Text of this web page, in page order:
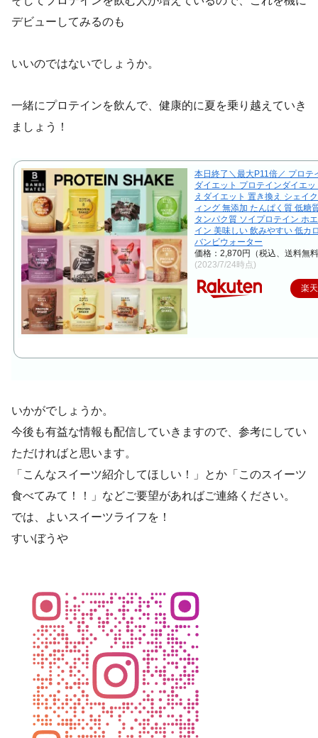
デビューしてみるのも
いいのではないでしょうか。
一緒にプロテインを飲んで、健康的に夏を乗り越えていき
ましょう！
本日終了＼最大P11倍／ プロテ
ダイエット プロテインダイエ
えダイエット 置き換え シェイ
ィング 無添加 たんぱく質 低糖
タンパク質 ソイプロテイン ホ
イン 美味しい 飲みやすい 低カ
バンビウォーター
価格：2,870円（税込、送料無
(2023/7/24時点)
楽
いかがでしょうか。
今後も有益な情報も配信していきますので、参考にしてい
ただければと思います。
「こんなスイーツ紹介してほしい！」とか「このスイーツ
食べてみて！！」などご要望があればご連絡ください。
では、よいスイーツライフを！
すいぼうや